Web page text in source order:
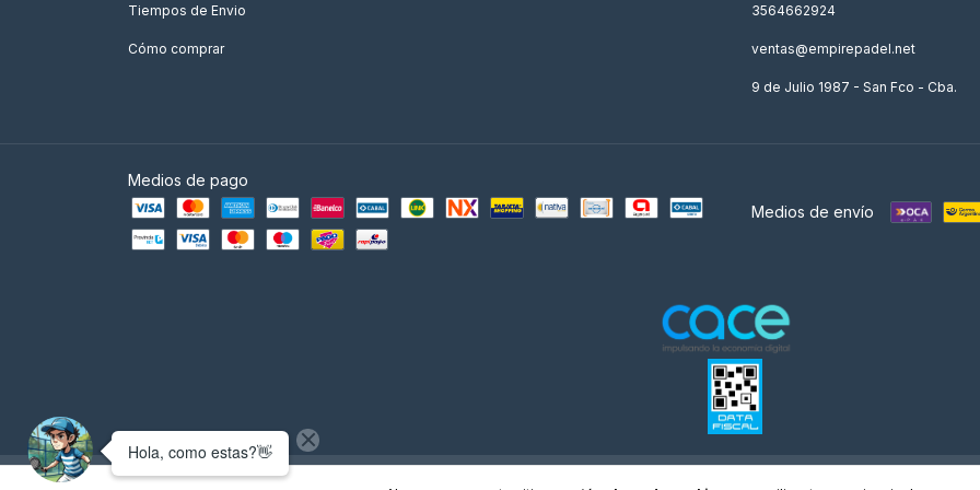
Tiempos de Envio
Cómo comprar
3564662924
ventas@empirepadel.net
9 de Julio 1987 - San Fco - Cba.
Medios de pago
Medios de envío
Copyright Empire Padel - Tienda de Padel Argentina - 2026. Todos los derechos reservados.